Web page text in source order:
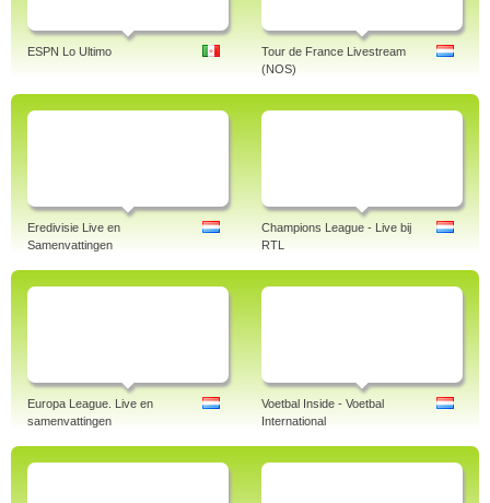
ESPN Lo Ultimo
Tour de France Livestream
(NOS)
Eredivisie Live en
Samenvattingen
Champions League - Live bij
RTL
Europa League. Live en
samenvattingen
Voetbal Inside - Voetbal
International